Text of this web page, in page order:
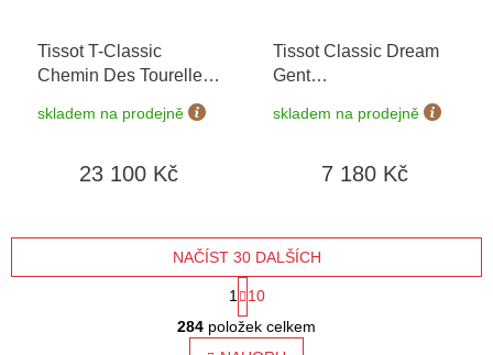
Tissot T-Classic
Chemin Des Tourelles
T139.407.11.091.00+
prodloužená záruka 5
do 90 dní
skladem na prodejně
23 100 Kč
Tissot Classic Dream
Gent
T129.410.16.013.00+
prodloužená záruka 5
do 90 dní + 5 let na
skladem na prodejně
7 180 Kč
O
v
NAČÍST 30 DALŠÍCH
S
t
1
10
284 položek celkem